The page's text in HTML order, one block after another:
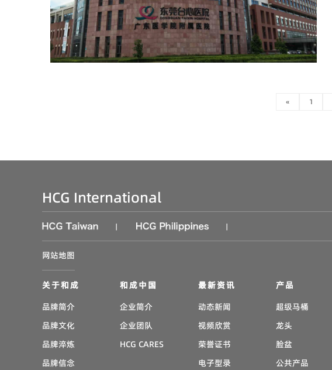
« 1
HCG International
| |
网站地图
关于和成
品牌简介
品牌文化
品牌淬炼
品牌信念
和成中国
企业简介
企业团队
HCG CARES
最新资讯
动态新闻
视频欣赏
荣誉证书
电子型录
产品
超级马桶
龙头
脸盆
公共产品